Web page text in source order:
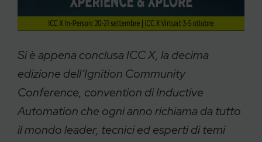
Si è appena conclusa ICC X, la decima
edizione dell’Ignition Community
Conference, convention di Inductive
Automation che ogni anno richiama da tutto
il mondo leader, tecnici ed esperti di temi